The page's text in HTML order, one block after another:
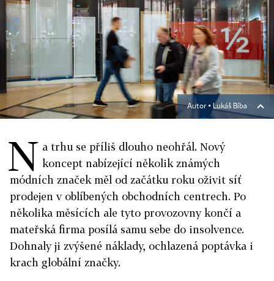
Autor ▪ Lukáš Bíba
N a trhu se příliš dlouho neohřál. Nový
koncept nabízející několik známých
módních značek měl od začátku roku oživit síť
prodejen v oblíbených obchodních centrech. Po
několika měsících ale tyto provozovny končí a
mateřská firma posílá samu sebe do insolvence.
Dohnaly ji zvýšené náklady, ochlazená poptávka i
krach globální značky.